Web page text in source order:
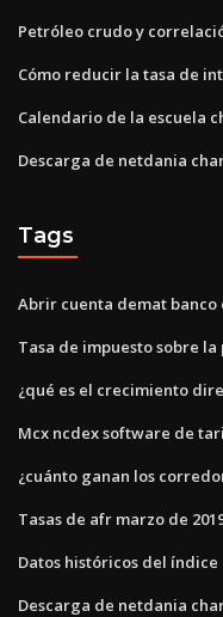
Petróleo crudo y
Cómo reducir la tasa de
Calendario de la escuela
Descarga de netdania
Tags
Abrir cuenta demat banco
Tasa de impuesto sobre
¿qué es el crecimiento
Mcx ncdex software de
¿cuánto ganan los
Tasas de afr marzo de
Datos históricos del índice
Descarga de netdania